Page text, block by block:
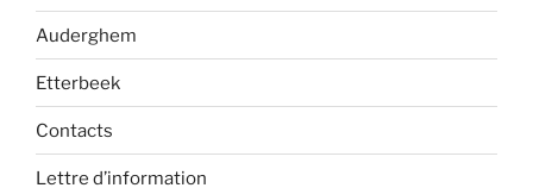
Auderghem
Etterbeek
Contacts
Lettre d’information